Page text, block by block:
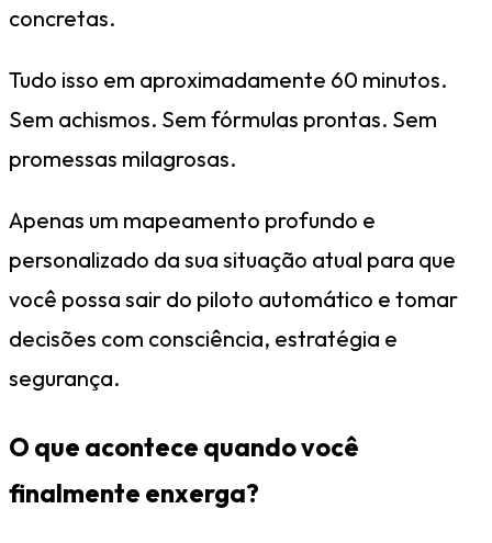
concretas.
Tudo isso em aproximadamente 60 minutos.
Sem achismos. Sem fórmulas prontas. Sem
promessas milagrosas.
Apenas um mapeamento profundo e
personalizado da sua situação atual para que
você possa sair do piloto automático e tomar
decisões com consciência, estratégia e
segurança.
O que acontece quando você
finalmente enxerga?